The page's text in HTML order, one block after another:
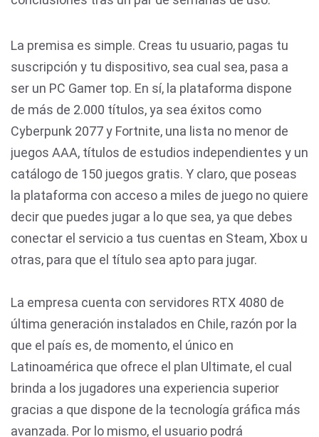
La premisa es simple. Creas tu usuario, pagas tu
suscripción y tu dispositivo, sea cual sea, pasa a
ser un PC Gamer top. En sí, la plataforma dispone
de más de 2.000 títulos, ya sea éxitos como
Cyberpunk 2077 y Fortnite, una lista no menor de
juegos AAA, títulos de estudios independientes y un
catálogo de 150 juegos gratis. Y claro, que poseas
la plataforma con acceso a miles de juego no quiere
decir que puedes jugar a lo que sea, ya que debes
conectar el servicio a tus cuentas en Steam, Xbox u
otras, para que el título sea apto para jugar.
La empresa cuenta con servidores RTX 4080 de
última generación instalados en Chile, razón por la
que el país es, de momento, el único en
Latinoamérica que ofrece el plan Ultimate, el cual
brinda a los jugadores una experiencia superior
gracias a que dispone de la tecnología gráfica más
avanzada. Por lo mismo, el usuario podrá